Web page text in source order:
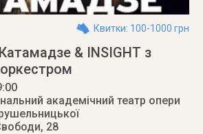
Квитки: 100-1000 грн
& INSIGHT з
академічний театр опери
28